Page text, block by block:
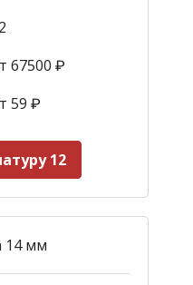
67500 ₽
59 ₽
12
14 мм